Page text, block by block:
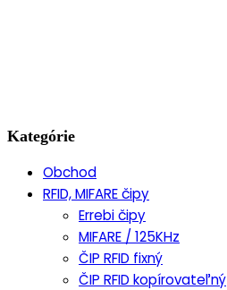
Kategórie
Obchod
RFID, MIFARE čipy
Errebi čipy
MIFARE / 125KHz
ČIP RFID fixný
ČIP RFID kopírovateľný